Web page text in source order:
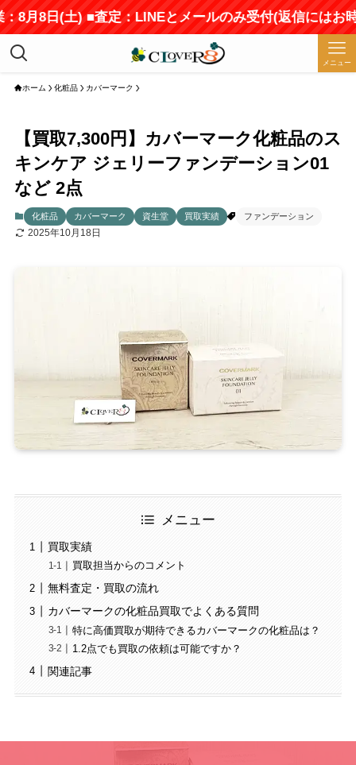
8日(土) ■査定：LINEとメールのみ受付(返信にはお時間
メニュー
ホーム 化粧品 カバーマーク
【買取7,300円】カバーマーク化粧品のス
キンケア ジェリーファンデーション01
など 2点
化粧品 カバーマーク 資生堂 買取実績 ファンデーション
2025年10月18日
メニュー
買取実績
買取担当からのコメント
無料査定・買取の流れ
カバーマークの化粧品買取でよくある質問
特に高価買取が期待できるカバーマークの化粧品は？
1.2点でも買取の依頼は可能ですか？
関連記事